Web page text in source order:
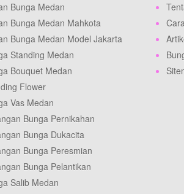
Bunga Medan
Bunga Medan Mahkota
Bunga Medan Model Jakarta
Standing Medan
Bouquet Medan
Flower
Vas Medan
Bunga Pernikahan
Bunga Dukacita
Bunga Peresmian
Bunga Pelantikan
Salib Medan